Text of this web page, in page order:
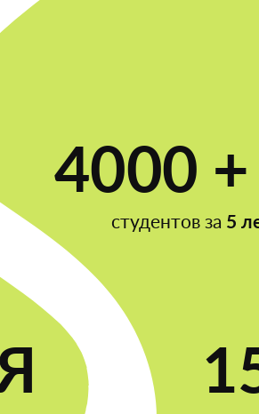
4000 +
студентов за 5